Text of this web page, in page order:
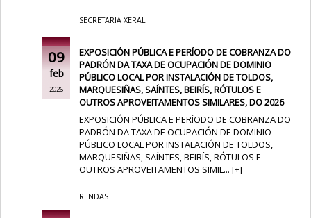
SECRETARIA XERAL
09
feb
2026
EXPOSICIÓN PÚBLICA E PERÍODO DE COBRANZA DO
PADRÓN DA TAXA DE OCUPACIÓN DE DOMINIO
PÚBLICO LOCAL POR INSTALACIÓN DE TOLDOS,
MARQUESIÑAS, SAÍNTES, BEIRÍS, RÓTULOS E
OUTROS APROVEITAMENTOS SIMILARES, DO 2026
EXPOSICIÓN PÚBLICA E PERÍODO DE COBRANZA DO
PADRÓN DA TAXA DE OCUPACIÓN DE DOMINIO
PÚBLICO LOCAL POR INSTALACIÓN DE TOLDOS,
MARQUESIÑAS, SAÍNTES, BEIRÍS, RÓTULOS E
OUTROS APROVEITAMENTOS SIMIL...[+]
RENDAS